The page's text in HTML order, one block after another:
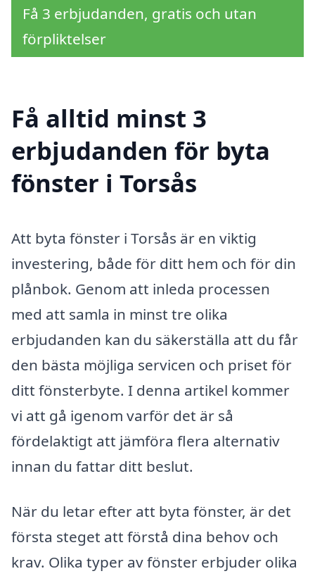
Få 3 erbjudanden, gratis och utan
förpliktelser
Få alltid minst 3
erbjudanden för byta
fönster i Torsås
Att byta fönster i Torsås är en viktig
investering, både för ditt hem och för din
plånbok. Genom att inleda processen
med att samla in minst tre olika
erbjudanden kan du säkerställa att du får
den bästa möjliga servicen och priset för
ditt fönsterbyte. I denna artikel kommer
vi att gå igenom varför det är så
fördelaktigt att jämföra flera alternativ
innan du fattar ditt beslut.
När du letar efter att byta fönster, är det
första steget att förstå dina behov och
krav. Olika typer av fönster erbjuder olika